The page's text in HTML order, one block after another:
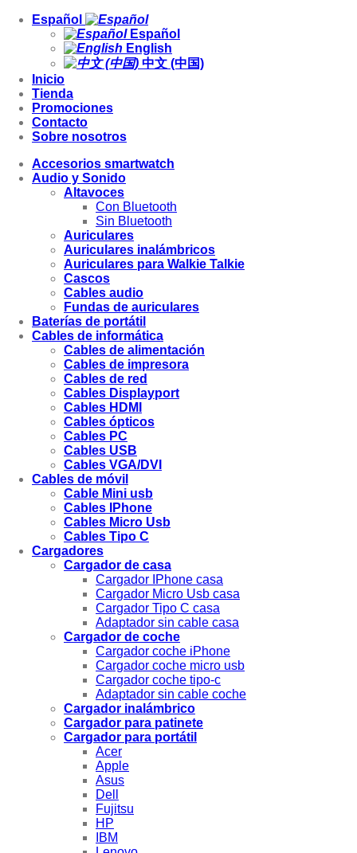
Español
Español
English
中文 (中国)
Inicio
Tienda
Promociones
Contacto
Sobre nosotros
Accesorios smartwatch
Audio y Sonido
Altavoces
Con Bluetooth
Sin Bluetooth
Auriculares
Auriculares inalámbricos
Auriculares para Walkie Talkie
Cascos
Cables audio
Fundas de auriculares
Baterías de portátil
Cables de informática
Cables de alimentación
Cables de impresora
Cables de red
Cables Displayport
Cables HDMI
Cables ópticos
Cables PC
Cables USB
Cables VGA/DVI
Cables de móvil
Cable Mini usb
Cables IPhone
Cables Micro Usb
Cables Tipo C
Cargadores
Cargador de casa
Cargador IPhone casa
Cargador Micro Usb casa
Cargador Tipo C casa
Adaptador sin cable casa
Cargador de coche
Cargador coche iPhone
Cargador coche micro usb
Cargador coche tipo-c
Adaptador sin cable coche
Cargador inalámbrico
Cargador para patinete
Cargador para portátil
Acer
Apple
Asus
Dell
Fujitsu
HP
IBM